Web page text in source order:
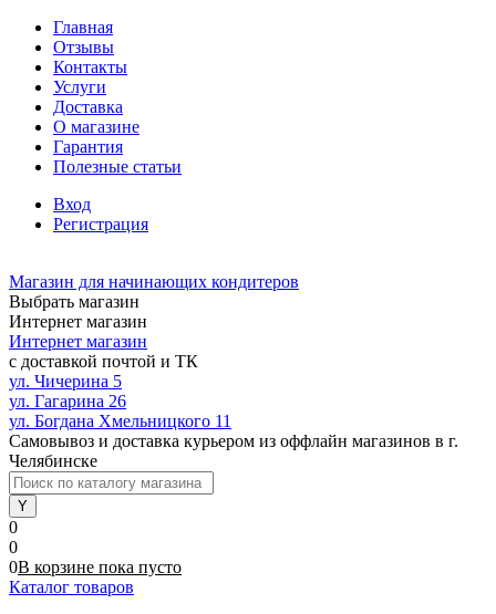
Главная
Отзывы
Контакты
Услуги
Доставка
О магазине
Гарантия
Полезные статьи
Вход
Регистрация
Магазин для начинающих кондитеров
Выбрать магазин
Интернет магазин
Интернет магазин
с доставкой почтой и ТК
ул. Чичерина 5
ул. Гагарина 26
ул. Богдана Хмельницкого 11
Самовывоз и доставка курьером из оффлайн магазинов в г.
Челябинске
0
0
0В корзине пока пусто
Каталог товаров